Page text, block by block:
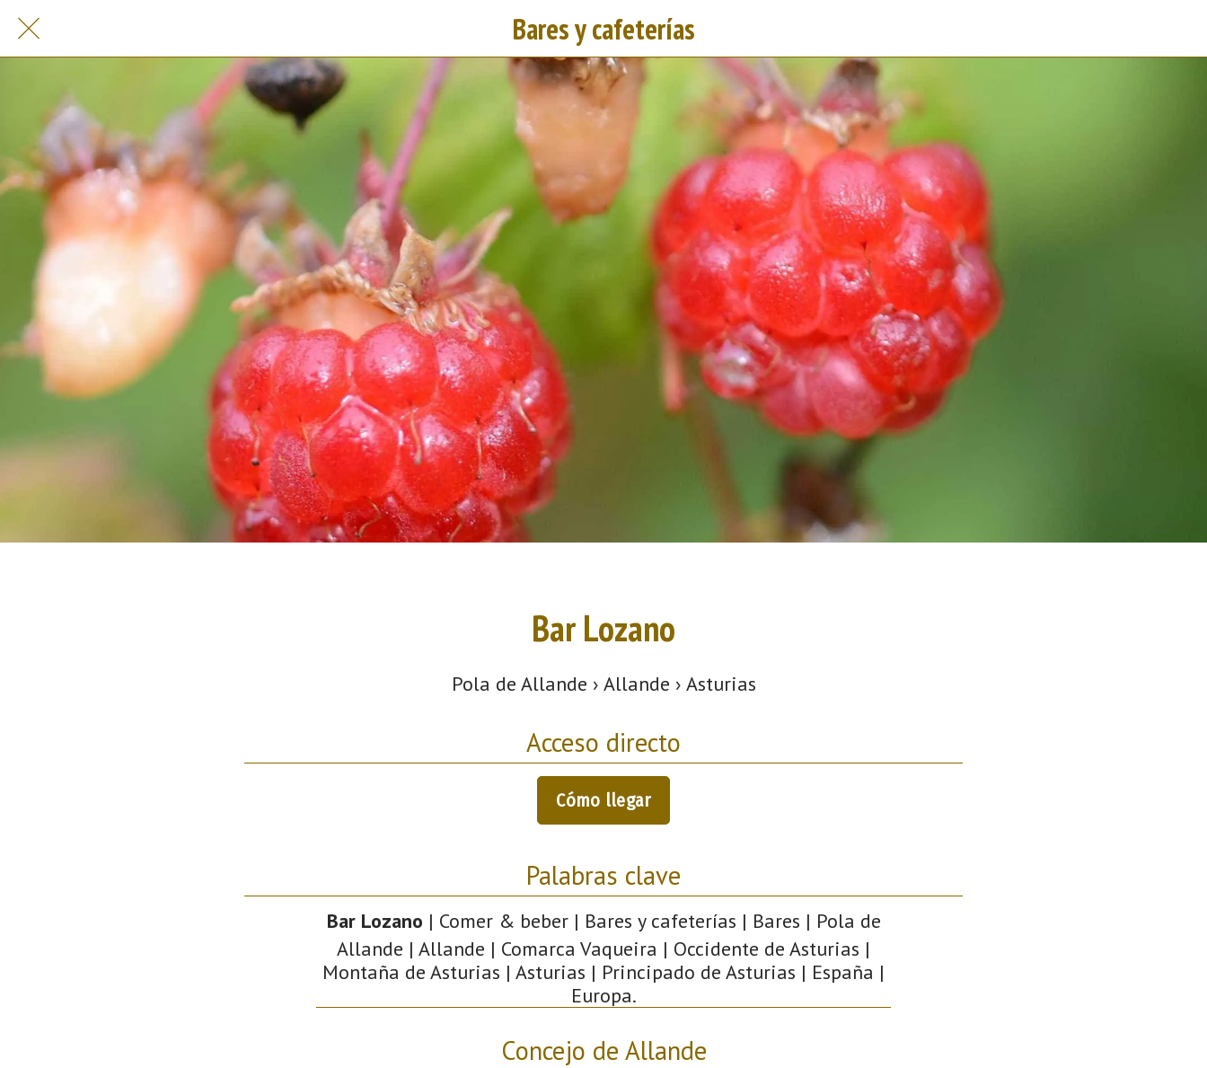
Bares y cafeterías
Bar Lozano
Pola de Allande › Allande › Asturias
Acceso directo
Cómo llegar
Palabras clave
Bar Lozano | Comer & beber | Bares y cafeterías | Bares | Pola de
Allande | Allande | Comarca Vaqueira | Occidente de Asturias |
Montaña de Asturias | Asturias | Principado de Asturias | España |
Europa.
Concejo de Allande